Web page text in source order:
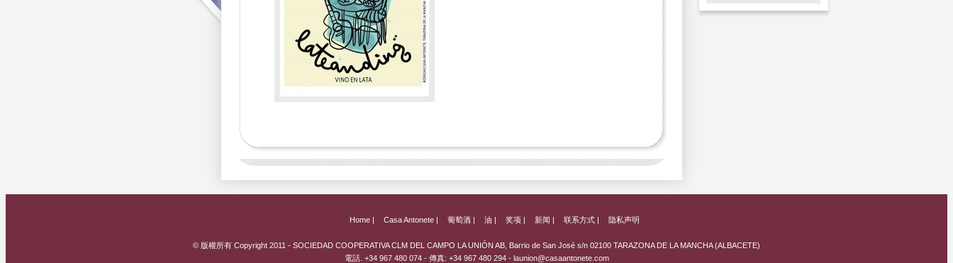
Home | Casa Antonete | 葡萄酒 | 油 | 奖项 | 新闻 | 联系方式 | 隐私声明
© 版權所有 Copyright 2011 - SOCIEDAD COOPERATIVA CLM DEL CAMPO LA UNIÓN AB, Barrio de San José s/n 02100 TARAZONA DE LA MANCHA (ALBACETE)
電話. +34 967 480 074 - 傳真: +34 967 480 294 - launion@casaantonete.com